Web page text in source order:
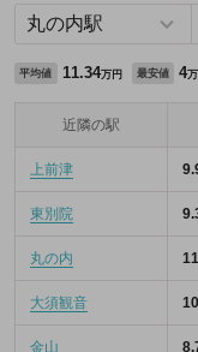
平均値 11.34万円 最安値 4
近隣の駅
上前津
東別院
丸の内
大須観音
金山